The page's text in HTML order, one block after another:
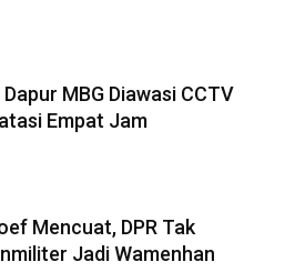
MBG Diawasi CCTV
Empat Jam
Mencuat, DPR Tak
Jadi Wamenhan